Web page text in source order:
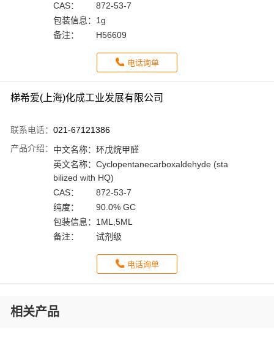
CAS：
872-53-7
包装信息： 1g
备注：
H56609
电话询单
梯希爱(上海)化成工业发展有限公司
联系电话： 021-67121386
产品介绍： 中文名称： 环戊烷甲醛
英文名称： Cyclopentanecarboxaldehyde (sta
bilized with HQ)
CAS：
872-53-7
纯度：
90.0% GC
包装信息： 1ML,5ML
备注：
试剂级
电话询单
相关产品